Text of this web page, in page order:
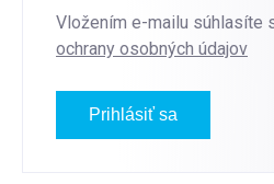
Vložením e-mailu súhlasíte
ochrany osobných údajov
Prihlásiť sa